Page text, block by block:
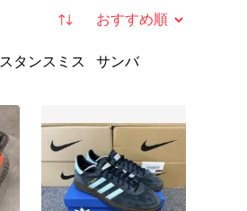
並び替え
スタンスミス
サンバ